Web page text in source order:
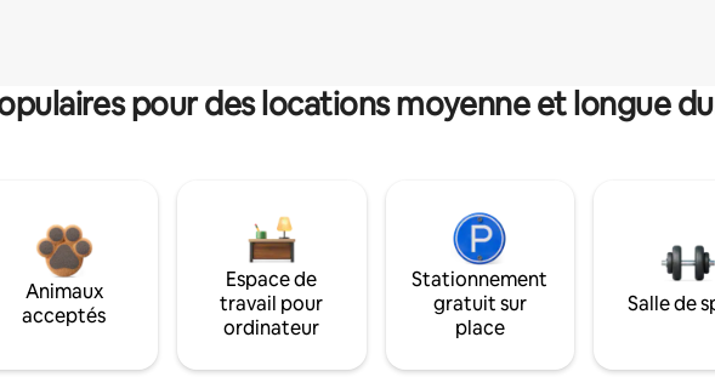
pour des locations moyenne et longue
Animaux
acceptés
Espace de
travail pour
ordinateur
Stationnement
gratuit sur
place
Salle de